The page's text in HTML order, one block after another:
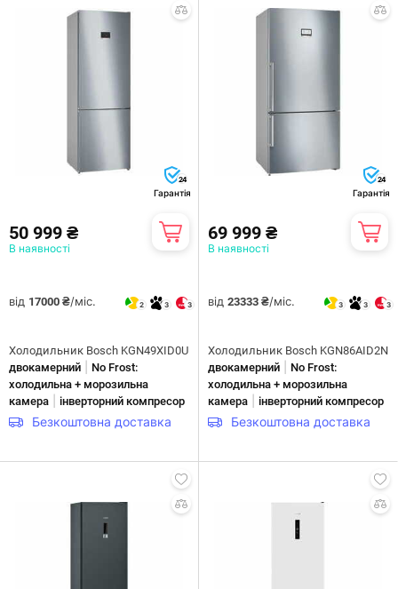
24
Гарантія
50 999 ₴
В наявності
від 17000 ₴/міс. 2 3 3
Холодильник Bosch KGN49XID0U
двокамерний
No Frost:
холодильна + морозильна
камера
інверторний компресор
Безкоштовна доставка
24
Гарантія
69 999 ₴
В наявності
від 23333 ₴/міс. 3 3 3
Холодильник Bosch KGN86AID2N
двокамерний
No Frost:
холодильна + морозильна
камера
інверторний компресор
Безкоштовна доставка